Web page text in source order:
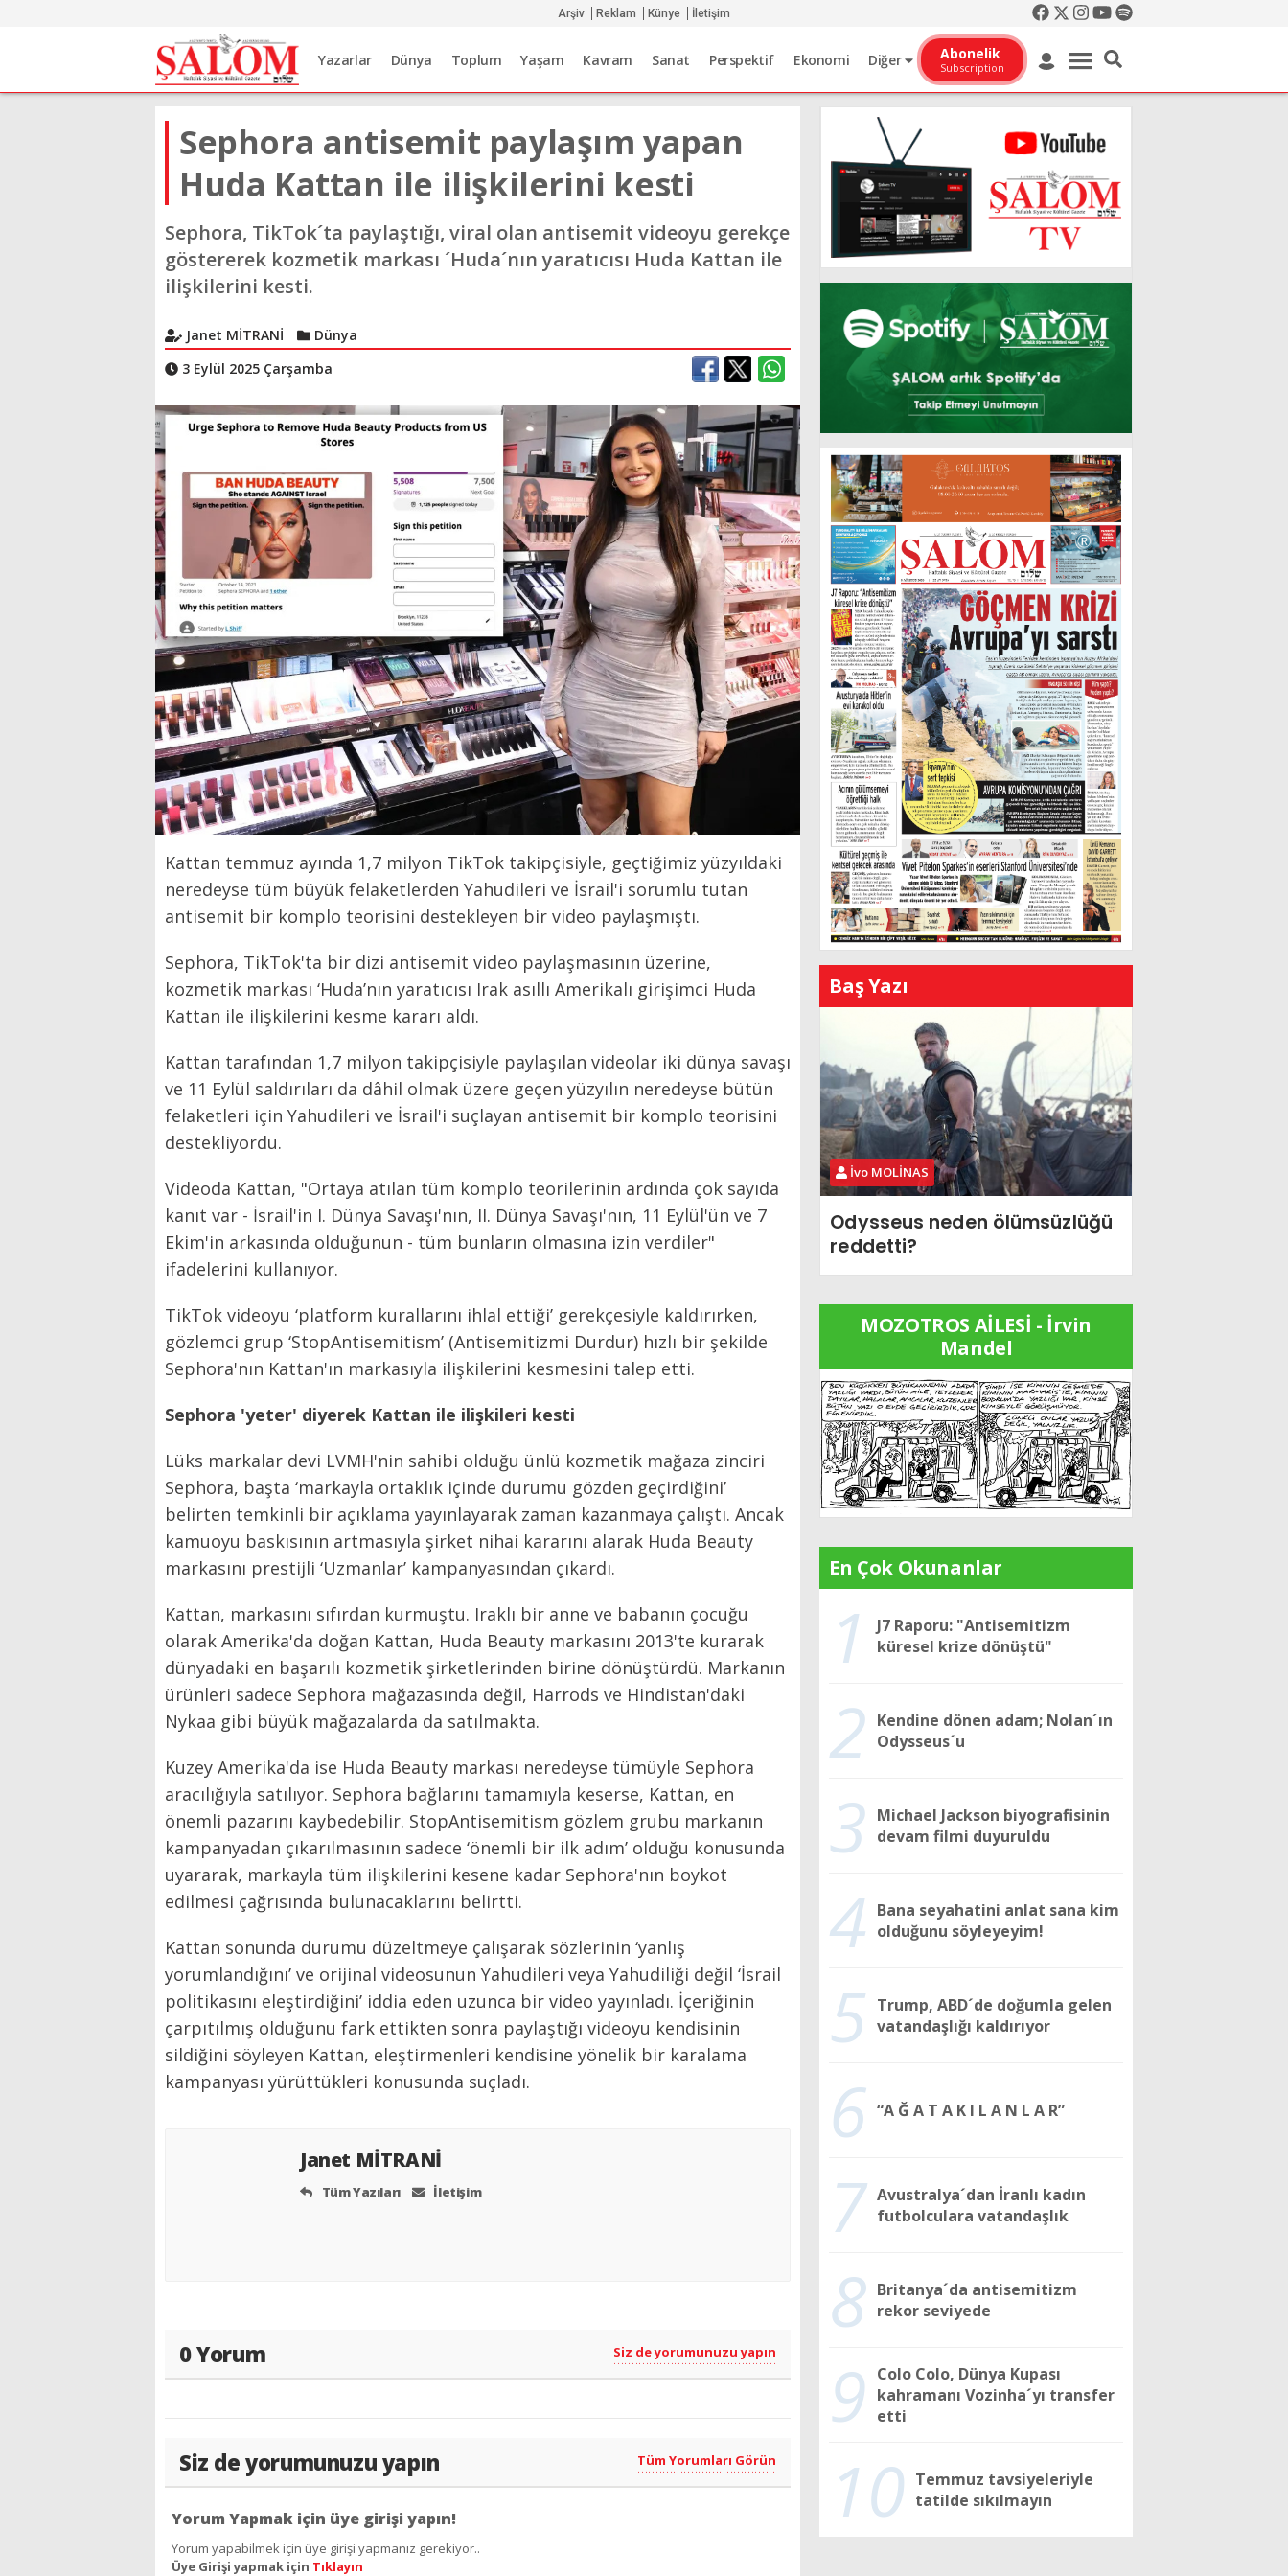
Arşiv Reklam Künye İletişim
Yazarlar Dünya Toplum Yaşam Kavram Sanat Perspektif Ekonomi Diğer Abonelik
Subscription
Sephora antisemit paylaşım yapan
Huda Kattan ile ilişkilerini kesti
Sephora, TikTok´ta paylaştığı, viral olan antisemit videoyu gerekçe
göstererek kozmetik markası ´Huda´nın yaratıcısı Huda Kattan ile
ilişkilerini kesti.
Janet MİTRANİ
Dünya
3 Eylül 2025 Çarşamba
Kattan temmuz ayında 1,7 milyon TikTok takipçisiyle, geçtiğimiz yüzyıldaki
neredeyse tüm büyük felaketlerden Yahudileri ve İsrail'i sorumlu tutan
antisemit bir komplo teorisini destekleyen bir video paylaşmıştı.
Sephora, TikTok'ta bir dizi antisemit video paylaşmasının üzerine,
kozmetik markası ‘Huda’nın yaratıcısı Irak asıllı Amerikalı girişimci Huda
Kattan ile ilişkilerini kesme kararı aldı.
Kattan tarafından 1,7 milyon takipçisiyle paylaşılan videolar iki dünya savaşı
ve 11 Eylül saldırıları da dâhil olmak üzere geçen yüzyılın neredeyse bütün
felaketleri için Yahudileri ve İsrail'i suçlayan antisemit bir komplo teorisini
destekliyordu.
Videoda Kattan, "Ortaya atılan tüm komplo teorilerinin ardında çok sayıda
kanıt var - İsrail'in I. Dünya Savaşı'nın, II. Dünya Savaşı'nın, 11 Eylül'ün ve 7
Ekim'in arkasında olduğunun - tüm bunların olmasına izin verdiler"
ifadelerini kullanıyor.
TikTok videoyu ‘platform kurallarını ihlal ettiği’ gerekçesiyle kaldırırken,
gözlemci grup ‘StopAntisemitism’ (Antisemitizmi Durdur) hızlı bir şekilde
Sephora'nın Kattan'ın markasıyla ilişkilerini kesmesini talep etti.
Sephora 'yeter' diyerek Kattan ile ilişkileri kesti
Lüks markalar devi LVMH'nin sahibi olduğu ünlü kozmetik mağaza zinciri
Sephora, başta ‘markayla ortaklık içinde durumu gözden geçirdiğini’
belirten temkinli bir açıklama yayınlayarak zaman kazanmaya çalıştı. Ancak
kamuoyu baskısının artmasıyla şirket nihai kararını alarak Huda Beauty
markasını prestijli ‘Uzmanlar’ kampanyasından çıkardı.
Kattan, markasını sıfırdan kurmuştu. Iraklı bir anne ve babanın çocuğu
olarak Amerika'da doğan Kattan, Huda Beauty markasını 2013'te kurarak
dünyadaki en başarılı kozmetik şirketlerinden birine dönüştürdü. Markanın
ürünleri sadece Sephora mağazasında değil, Harrods ve Hindistan'daki
Nykaa gibi büyük mağazalarda da satılmakta.
Kuzey Amerika'da ise Huda Beauty markası neredeyse tümüyle Sephora
aracılığıyla satılıyor. Sephora bağlarını tamamıyla keserse, Kattan, en
önemli pazarını kaybedebilir. StopAntisemitism gözlem grubu markanın
kampanyadan çıkarılmasının sadece ‘önemli bir ilk adım’ olduğu konusunda
uyararak, markayla tüm ilişkilerini kesene kadar Sephora'nın boykot
edilmesi çağrısında bulunacaklarını belirtti.
Kattan sonunda durumu düzeltmeye çalışarak sözlerinin ‘yanlış
yorumlandığını’ ve orijinal videosunun Yahudileri veya Yahudiliği değil ‘İsrail
politikasını eleştirdiğini’ iddia eden uzunca bir video yayınladı. İçeriğinin
çarpıtılmış olduğunu fark ettikten sonra paylaştığı videoyu kendisinin
sildiğini söyleyen Kattan, eleştirmenleri kendisine yönelik bir karalama
kampanyası yürüttükleri konusunda suçladı.
Janet MİTRANİ
Tüm Yazıları İletişim
0 Yorum Siz de yorumunuzu yapın
Siz de yorumunuzu yapın Tüm Yorumları Görün
Yorum Yapmak için üye girişi yapın!
Yorum yapabilmek için üye girişi yapmanız gerekiyor..
Üye Girişi yapmak için Tıklayın
Baş Yazı
İvo MOLİNAS
Odysseus neden ölümsüzlüğü
reddetti?
MOZOTROS AİLESİ - İrvin
Mandel
En Çok Okunanlar
1
J7 Raporu: "Antisemitizm
küresel krize dönüştü"
2 Kendine dönen adam; Nolan´ın
Odysseus´u
3 Michael Jackson biyografisinin
devam filmi duyuruldu
4 Bana seyahatini anlat sana kim
olduğunu söyleyeyim!
5 Trump, ABD´de doğumla gelen
vatandaşlığı kaldırıyor
6 “A Ğ A T A K I L A N L A R”
7 Avustralya´dan İranlı kadın
futbolculara vatandaşlık
8 Britanya´da antisemitizm
rekor seviyede
9
Colo Colo, Dünya Kupası
kahramanı Vozinha´yı transfer
etti
10 Temmuz tavsiyeleriyle
tatilde sıkılmayın